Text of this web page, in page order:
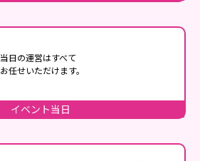
当日の運営はすべて
お任せいただけます。
イベント当日